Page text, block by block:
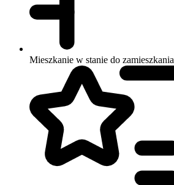
Mieszkanie w stanie do zamieszkania